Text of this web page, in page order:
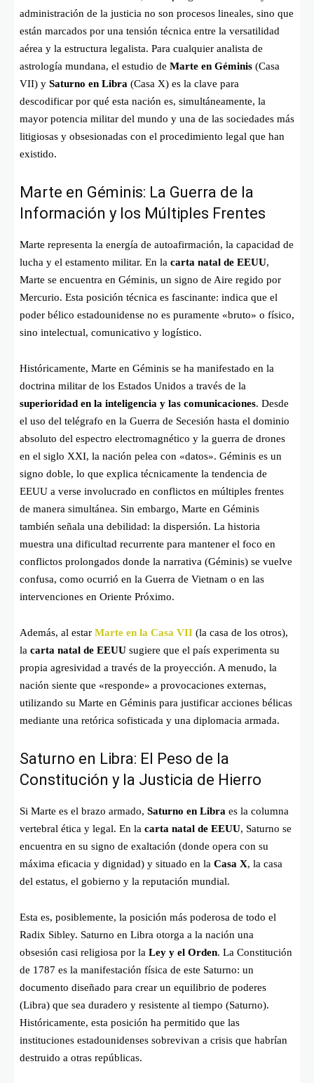
administración de la justicia no son procesos lineales, sino que
están marcados por una tensión técnica entre la versatilidad
aérea y la estructura legalista. Para cualquier analista de
astrología mundana, el estudio de Marte en Géminis (Casa
VII) y Saturno en Libra (Casa X) es la clave para
descodificar por qué esta nación es, simultáneamente, la
mayor potencia militar del mundo y una de las sociedades más
litigiosas y obsesionadas con el procedimiento legal que han
existido.
Marte en Géminis: La Guerra de la
Información y los Múltiples Frentes
Marte representa la energía de autoafirmación, la capacidad de
lucha y el estamento militar. En la carta natal de EEUU,
Marte se encuentra en Géminis, un signo de Aire regido por
Mercurio. Esta posición técnica es fascinante: indica que el
poder bélico estadounidense no es puramente «bruto» o físico,
sino intelectual, comunicativo y logístico.
Históricamente, Marte en Géminis se ha manifestado en la
doctrina militar de los Estados Unidos a través de la
superioridad en la inteligencia y las comunicaciones. Desde
el uso del telégrafo en la Guerra de Secesión hasta el dominio
absoluto del espectro electromagnético y la guerra de drones
en el siglo XXI, la nación pelea con «datos». Géminis es un
signo doble, lo que explica técnicamente la tendencia de
EEUU a verse involucrado en conflictos en múltiples frentes
de manera simultánea. Sin embargo, Marte en Géminis
también señala una debilidad: la dispersión. La historia
muestra una dificultad recurrente para mantener el foco en
conflictos prolongados donde la narrativa (Géminis) se vuelve
confusa, como ocurrió en la Guerra de Vietnam o en las
intervenciones en Oriente Próximo.
Además, al estar Marte en la Casa VII (la casa de los otros),
la carta natal de EEUU sugiere que el país experimenta su
propia agresividad a través de la proyección. A menudo, la
nación siente que «responde» a provocaciones externas,
utilizando su Marte en Géminis para justificar acciones bélicas
mediante una retórica sofisticada y una diplomacia armada.
Saturno en Libra: El Peso de la
Constitución y la Justicia de Hierro
Si Marte es el brazo armado, Saturno en Libra es la columna
vertebral ética y legal. En la carta natal de EEUU, Saturno se
encuentra en su signo de exaltación (donde opera con su
máxima eficacia y dignidad) y situado en la Casa X, la casa
del estatus, el gobierno y la reputación mundial.
Esta es, posiblemente, la posición más poderosa de todo el
Radix Sibley. Saturno en Libra otorga a la nación una
obsesión casi religiosa por la Ley y el Orden. La Constitución
de 1787 es la manifestación física de este Saturno: un
documento diseñado para crear un equilibrio de poderes
(Libra) que sea duradero y resistente al tiempo (Saturno).
Históricamente, esta posición ha permitido que las
instituciones estadounidenses sobrevivan a crisis que habrían
destruido a otras repúblicas.